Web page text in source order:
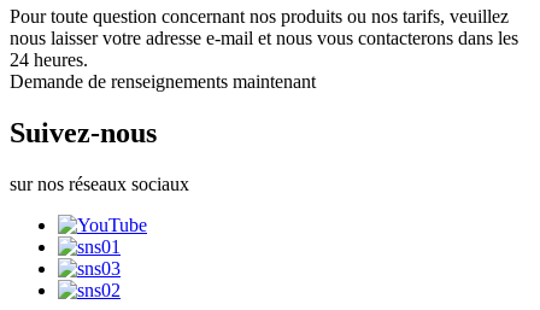
Pour toute question concernant nos produits ou nos tarifs, veuillez
nous laisser votre adresse e-mail et nous vous contacterons dans les
24 heures.
Demande de renseignements maintenant
Suivez-nous
sur nos réseaux sociaux